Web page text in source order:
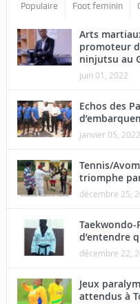
Populaire Foot feminin
Arts
promoteur
ninjutsu au
juin 01, 2022
Echos des
janvier 05, 2022
Tennis/
triomphe
décembre 25,
d’entendre
décembre 22,
Jeux
attendus à